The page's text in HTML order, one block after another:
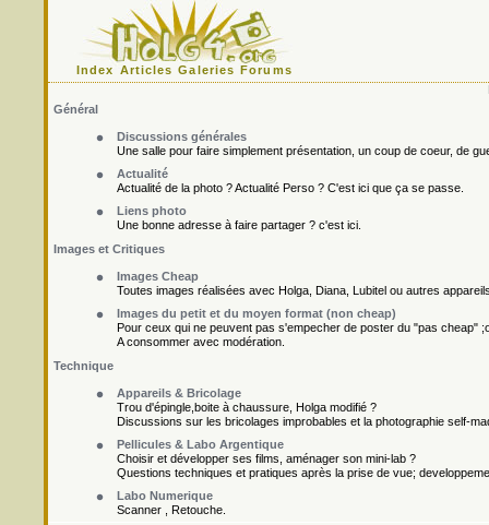
Index Articles Galeries Forums
Général
Discussions générales
Une salle pour faire simplement présentation, un coup de coeur, de
Actualité
Actualité de la photo ? Actualité Perso ? C'est ici que ça se passe.
Liens photo
Une bonne adresse à faire partager ? c'est ici.
Images et Critiques
Images Cheap
Toutes images réalisées avec Holga, Diana, Lubitel ou autres
Images du petit et du moyen format (non cheap)
Pour ceux qui ne peuvent pas s'empecher de poster du "pas cheap"
A consommer avec modération.
Technique
Appareils & Bricolage
Trou d'épingle,boite à chaussure, Holga modifié ?
Discussions sur les bricolages improbables et la photographie self-
Pellicules & Labo Argentique
Choisir et développer ses films, aménager son mini-lab ?
Questions techniques et pratiques après la prise de vue;
Labo Numerique
Scanner , Retouche.